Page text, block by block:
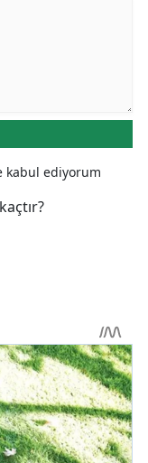
kabul ediyorum